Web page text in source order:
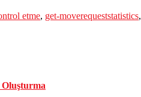
etme, get-moverequeststatistics,
Oluşturma